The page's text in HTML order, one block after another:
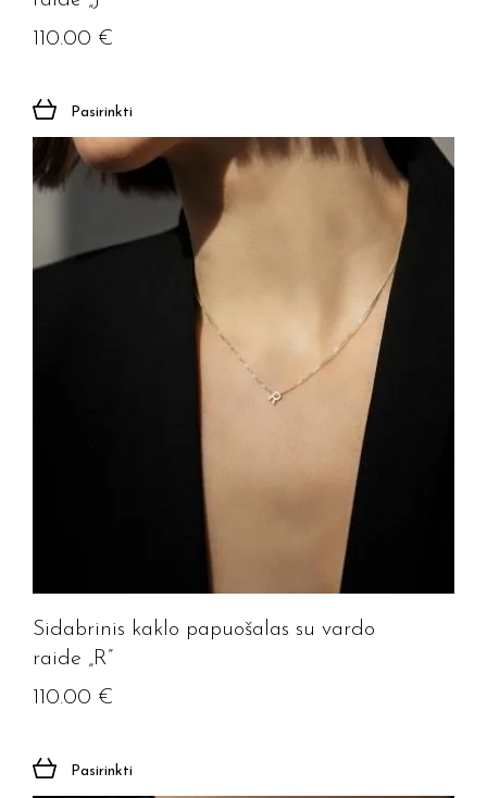
110.00 €
Pasirinkti
Sidabrinis kaklo papuošalas su vardo
raide „R”
110.00 €
Pasirinkti